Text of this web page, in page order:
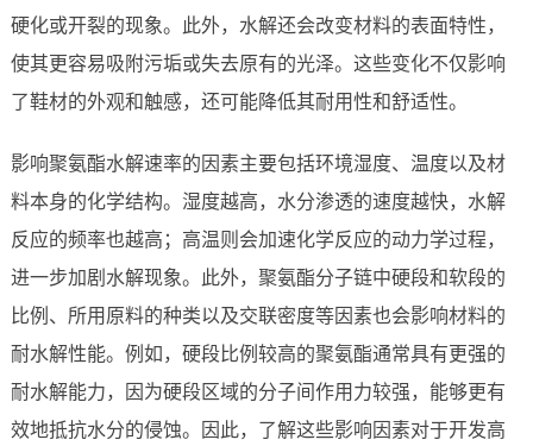
硬化或开裂的现象。此外，水解还会改变材料的表面特性，
使其更容易吸附污垢或失去原有的光泽。这些变化不仅影响
了鞋材的外观和触感，还可能降低其耐用性和舒适性。
影响聚氨酯水解速率的因素主要包括环境湿度、温度以及材
料本身的化学结构。湿度越高，水分渗透的速度越快，水解
反应的频率也越高；高温则会加速化学反应的动力学过程，
进一步加剧水解现象。此外，聚氨酯分子链中硬段和软段的
比例、所用原料的种类以及交联密度等因素也会影响材料的
耐水解性能。例如，硬段比例较高的聚氨酯通常具有更强的
耐水解能力，因为硬段区域的分子间作用力较强，能够更有
效地抵抗水分的侵蚀。因此，了解这些影响因素对于开发高